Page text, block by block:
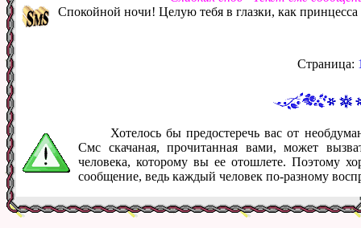
Спокойной ночи! Целую тебя в глазки, как принцесса
Страница:
Хотелось бы предостеречь вас от
Смс скачаная, прочитанная вами, может
человека, которому вы ее отошлете. Поэтому
сообщение, ведь каждый человек по-разному